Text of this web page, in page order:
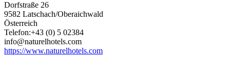
Dorfstraße 26
9582 Latschach/Oberaichwald
Österreich
Telefon:+43 (0) 5 02384
info@naturelhotels.com
https://www.naturelhotels.com